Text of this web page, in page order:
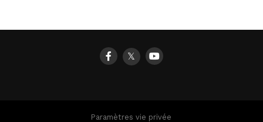
𝕏
Paramètres vie privée